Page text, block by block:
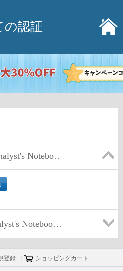
の認証
Notebook V8.9
Notebook V8.9
登録 ショッピングカート